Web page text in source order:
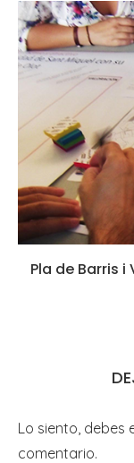
Pla de Barris
Lo siento, debes
comentario.